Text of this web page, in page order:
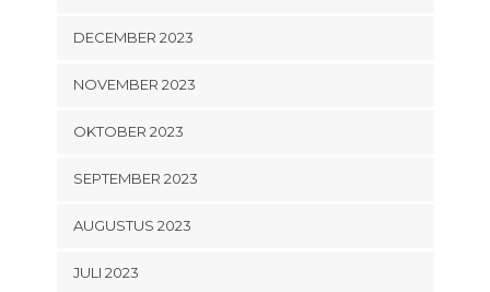
DECEMBER 2023
NOVEMBER 2023
OKTOBER 2023
SEPTEMBER 2023
AUGUSTUS 2023
JULI 2023